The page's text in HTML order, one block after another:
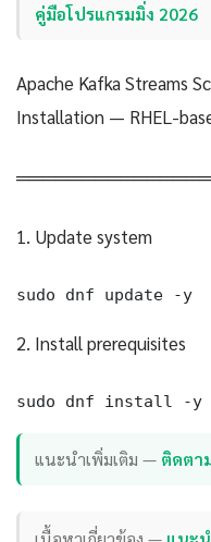
คู่มือโปรแกรมมิ่ง 2026
Apache Kafka Streams
Installation — RHEL-
1. Update system
sudo dnf update -y
2. Install prerequisites
sudo dnf install -
แนะนำเพิ่มเติม — ติดตา